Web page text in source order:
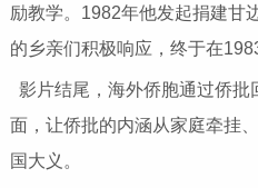
励教学。1982年他发起捐建甘
的乡亲们积极响应，终于在
影片结尾，海外侨胞通过侨
面，让侨批的内涵从家庭牵挂
国大义。